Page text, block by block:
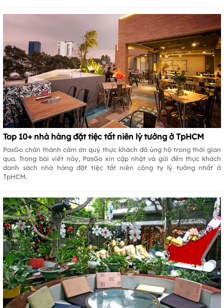
Top 10+ nhà hàng đặt tiệc tất niên lý tưởng ở TpHCM
PasGo chân thành cảm ơn quý thực khách đã ủng hộ trong thời gian
qua. Trong bài viết này, PasGo xin cập nhật và gửi đến thực khách
danh sách nhà hàng đặt tiệc tất niên công ty lý tưởng nhất ở
TpHCM.